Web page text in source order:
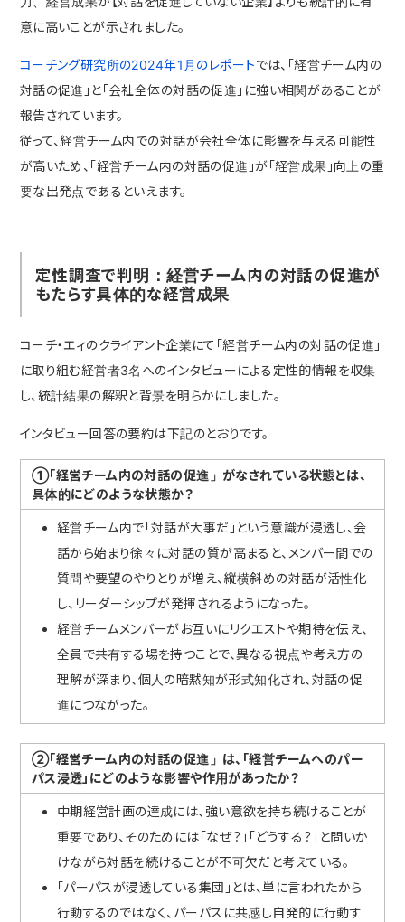
意に高いことが示されました。
コーチング研究所の2024年1月のレポートでは、「経営チーム内の
対話の促進」と「会社全体の対話の促進」に強い相関があることが
報告されています。
従って、経営チーム内での対話が会社全体に影響を与える可能性
が高いため、「経営チーム内の対話の促進」が「経営成果」向上の重
要な出発点であるといえます。
定性調査で判明：経営チーム内の対話の促進が
もたらす具体的な経営成果
コーチ・エィのクライアント企業にて「経営チーム内の対話の促進」
に取り組む経営者3名へのインタビューによる定性的情報を収集
し、統計結果の解釈と背景を明らかにしました。
インタビュー回答の要約は下記のとおりです。
①「経営チーム内の対話の促進」がなされている状態とは、
具体的にどのような状態か？
経営チーム内で「対話が大事だ」という意識が浸透し、会
話から始まり徐々に対話の質が高まると、メンバー間での
質問や要望のやりとりが増え、縦横斜めの対話が活性化
し、リーダーシップが発揮されるようになった。
経営チームメンバーがお互いにリクエストや期待を伝え、
全員で共有する場を持つことで、異なる視点や考え方の
理解が深まり、個人の暗黙知が形式知化され、対話の促
進につながった。
②「経営チーム内の対話の促進」は、「経営チームへのパー
パス浸透」にどのような影響や作用があったか？
中期経営計画の達成には、強い意欲を持ち続けることが
重要であり、そのためには「なぜ？」「どうする？」と問いか
けながら対話を続けることが不可欠だと考えている。
「パーパスが浸透している集団」とは、単に言われたから
行動するのではなく、パーパスに共感し自発的に行動す